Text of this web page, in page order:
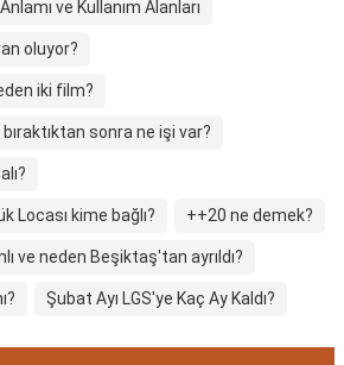
ve Kullanım Alanları
oluyor?
iki film?
sonra ne işi var?
Locası kime bağlı? ++20 ne demek?
ve neden Beşiktaş'tan ayrıldı?
Şubat Ayı LGS'ye Kaç Ay Kaldı?